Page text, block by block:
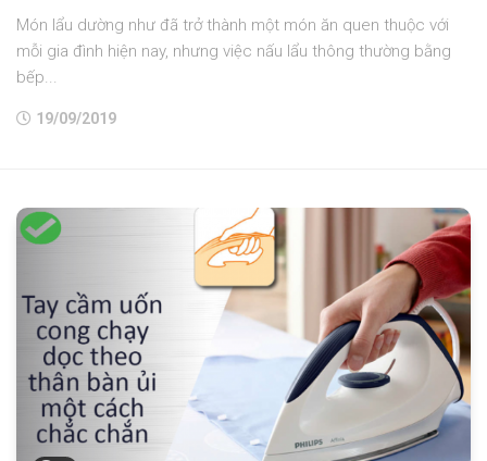
Món lẩu dường như đã trở thành một món ăn quen thuộc với
mỗi gia đình hiện nay, nhưng việc nấu lẩu thông thường bằng
bếp...
19/09/2019